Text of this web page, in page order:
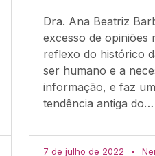
Dra. Ana Beatriz
excesso de opiniões
reflexo do histórico
ser humano e a
informação, e faz
tendência antiga do…
7 de julho de 2022